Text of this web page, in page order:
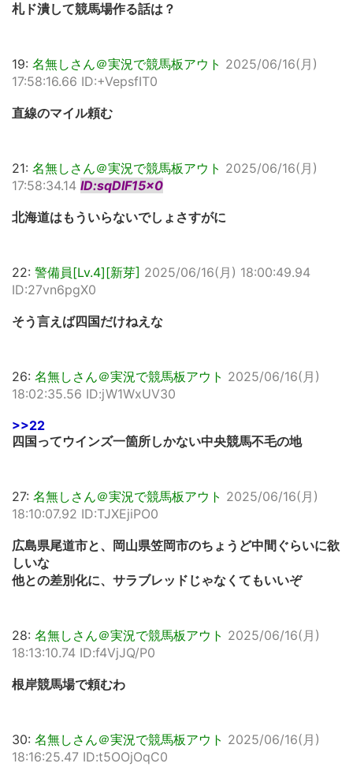
札ド潰して競馬場作る話は？
19: 名無しさん＠実況で競馬板アウト 2025/06/16(月)
17:58:16.66 ID:+VepsfIT0
直線のマイル頼む
21: 名無しさん＠実況で競馬板アウト 2025/06/16(月)
17:58:34.14 ID:sqDIF15x0
北海道はもういらないでしょさすがに
22: 警備員[Lv.4][新芽] 2025/06/16(月) 18:00:49.94
ID:27vn6pgX0
そう言えば四国だけねえな
26: 名無しさん＠実況で競馬板アウト 2025/06/16(月)
18:02:35.56 ID:jW1WxUV30
>>22
四国ってウインズ一箇所しかない中央競馬不毛の地
27: 名無しさん＠実況で競馬板アウト 2025/06/16(月)
18:10:07.92 ID:TJXEjiPO0
広島県尾道市と、岡山県笠岡市のちょうど中間ぐらいに欲
しいな
他との差別化に、サラブレッドじゃなくてもいいぞ
28: 名無しさん＠実況で競馬板アウト 2025/06/16(月)
18:13:10.74 ID:f4VjJQ/P0
根岸競馬場で頼むわ
30: 名無しさん＠実況で競馬板アウト 2025/06/16(月)
18:16:25.47 ID:t5OOjOqC0